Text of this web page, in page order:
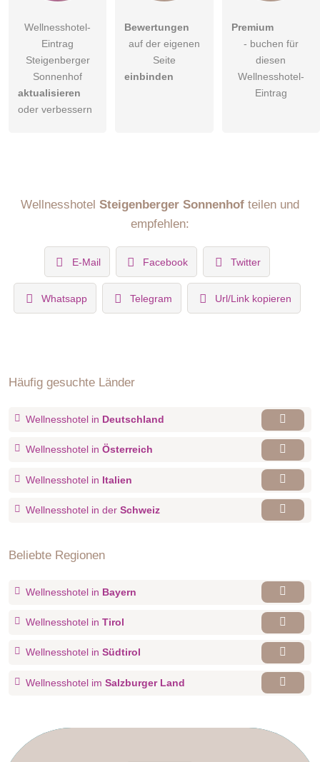
Wellnesshotel-
Eintrag
Steigenberger
Sonnenhof
aktualisieren
oder verbessern
Bewertungen
auf der eigenen
Seite
einbinden
Premium
- buchen für
diesen
Wellnesshotel-
Eintrag
Wellnesshotel Steigenberger Sonnenhof teilen und
empfehlen:
E-Mail Facebook Twitter
Whatsapp Telegram Url/Link kopieren
Häufig gesuchte Länder
Wellnesshotel in Deutschland
Wellnesshotel in Österreich
Wellnesshotel in Italien
Wellnesshotel in der Schweiz
Beliebte Regionen
Wellnesshotel in Bayern
Wellnesshotel in Tirol
Wellnesshotel in Südtirol
Wellnesshotel im Salzburger Land